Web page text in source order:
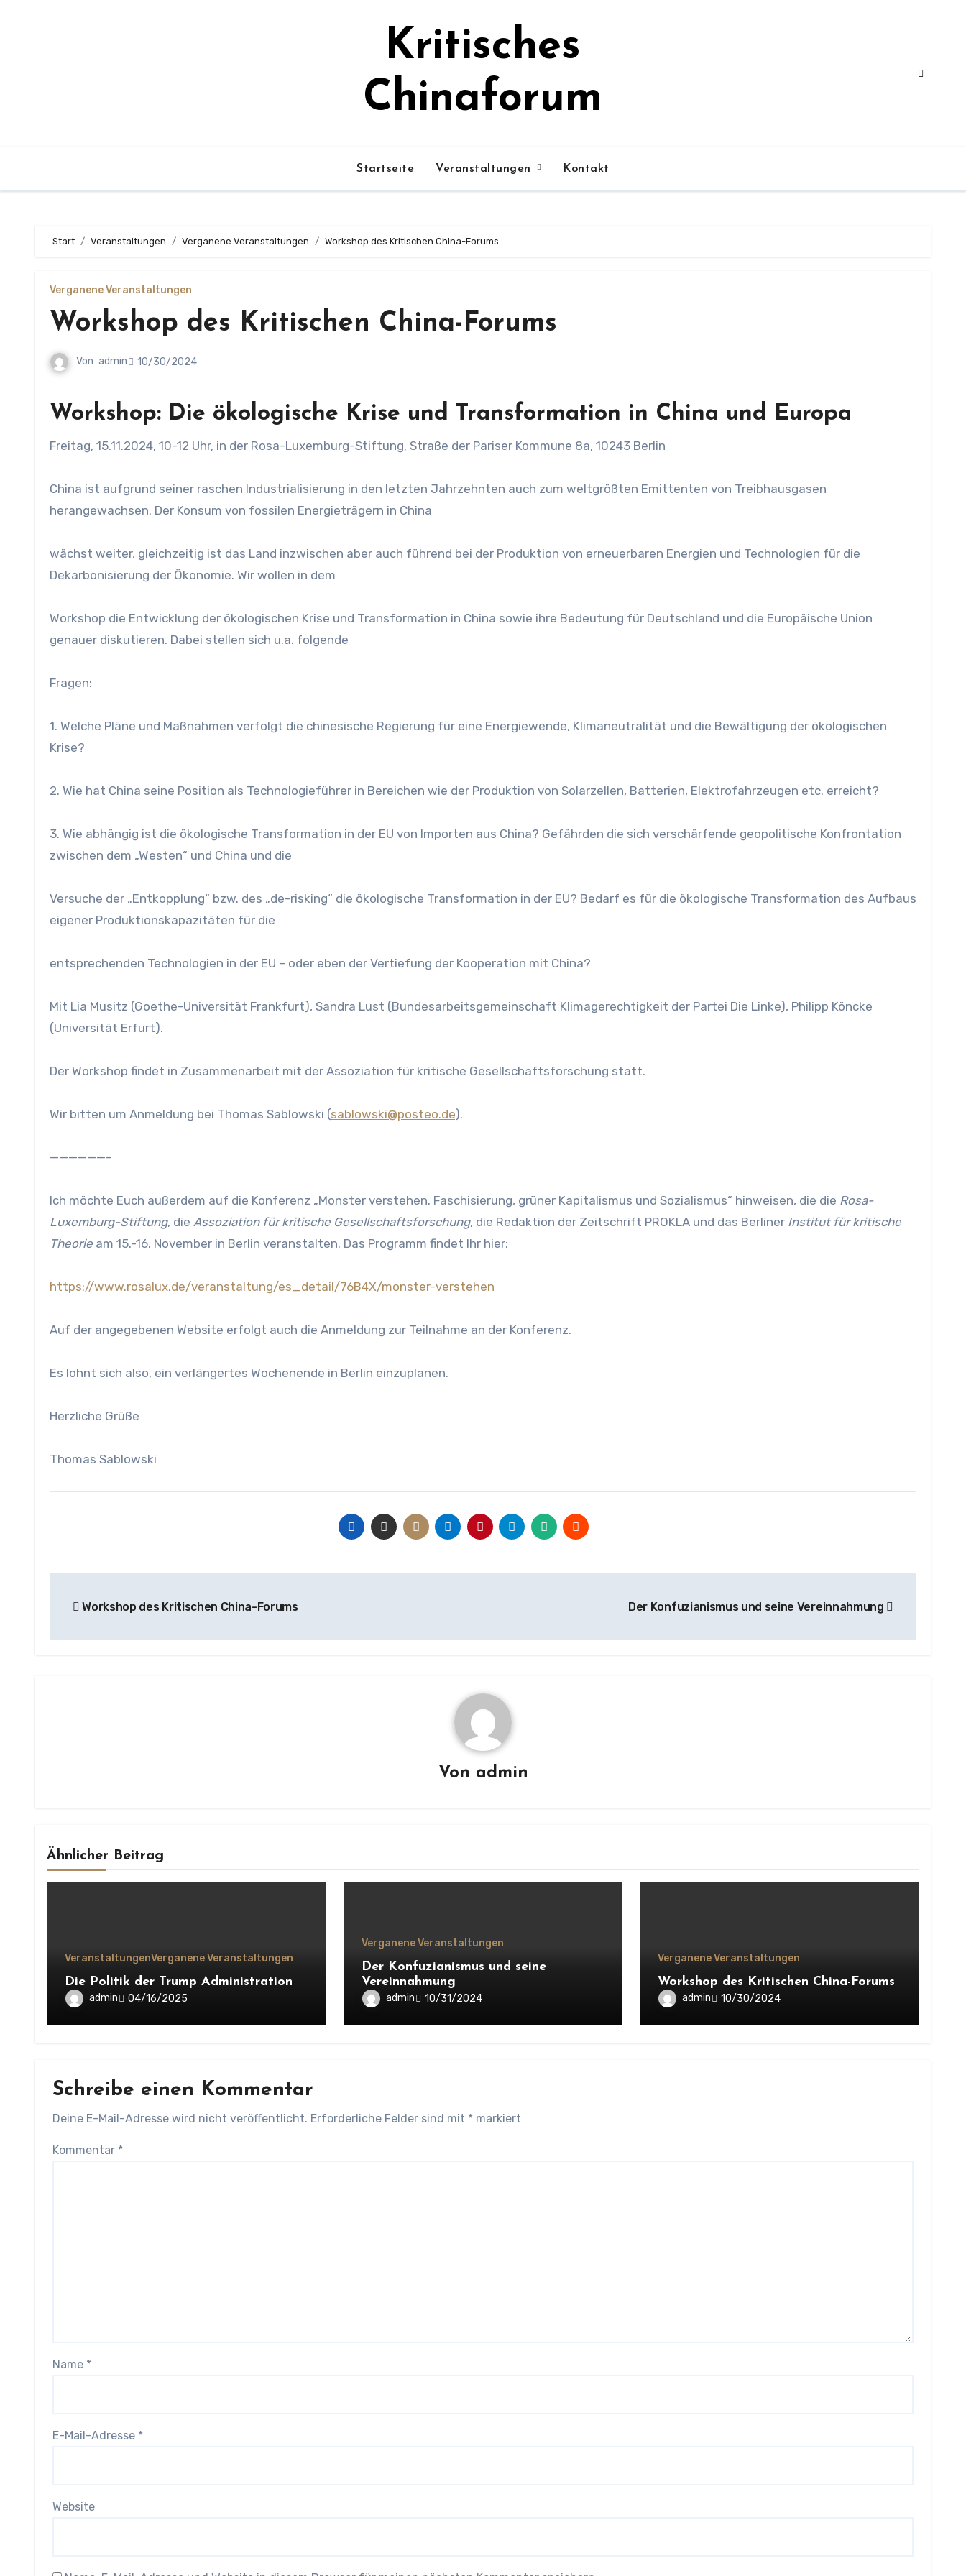
Kritisches
Chinaforum
Startseite Veranstaltungen Kontakt
Start Veranstaltungen Verganene Veranstaltungen Workshop des Kritischen China-Forums
Verganene Veranstaltungen
Workshop des Kritischen China-Forums
Von admin 10/30/2024
Workshop: Die ökologische Krise und Transformation in China und Europa
Freitag, 15.11.2024, 10-12 Uhr, in der Rosa-Luxemburg-Stiftung, Straße der Pariser Kommune 8a, 10243 Berlin
China ist aufgrund seiner raschen Industrialisierung in den letzten Jahrzehnten auch zum weltgrößten Emittenten von Treibhausgasen
herangewachsen. Der Konsum von fossilen Energieträgern in China
wächst weiter, gleichzeitig ist das Land inzwischen aber auch führend bei der Produktion von erneuerbaren Energien und Technologien für die
Dekarbonisierung der Ökonomie. Wir wollen in dem
Workshop die Entwicklung der ökologischen Krise und Transformation in China sowie ihre Bedeutung für Deutschland und die Europäische Union
genauer diskutieren. Dabei stellen sich u.a. folgende
Fragen:
1. Welche Pläne und Maßnahmen verfolgt die chinesische Regierung für eine Energiewende, Klimaneutralität und die Bewältigung der ökologischen
Krise?
2. Wie hat China seine Position als Technologieführer in Bereichen wie der Produktion von Solarzellen, Batterien, Elektrofahrzeugen etc. erreicht?
3. Wie abhängig ist die ökologische Transformation in der EU von Importen aus China? Gefährden die sich verschärfende geopolitische Konfrontation
zwischen dem „Westen“ und China und die
Versuche der „Entkopplung“ bzw. des „de-risking“ die ökologische Transformation in der EU? Bedarf es für die ökologische Transformation des Aufbaus
eigener Produktionskapazitäten für die
entsprechenden Technologien in der EU – oder eben der Vertiefung der Kooperation mit China?
Mit Lia Musitz (Goethe-Universität Frankfurt), Sandra Lust (Bundesarbeitsgemeinschaft Klimagerechtigkeit der Partei Die Linke), Philipp Köncke
(Universität Erfurt).
Der Workshop findet in Zusammenarbeit mit der Assoziation für kritische Gesellschaftsforschung statt.
Wir bitten um Anmeldung bei Thomas Sablowski (sablowski@posteo.de).
——————-
Ich möchte Euch außerdem auf die Konferenz „Monster verstehen. Faschisierung, grüner Kapitalismus und Sozialismus“ hinweisen, die die Rosa-
Luxemburg-Stiftung, die Assoziation für kritische Gesellschaftsforschung, die Redaktion der Zeitschrift PROKLA und das Berliner Institut für kritische
Theorie am 15.-16. November in Berlin veranstalten. Das Programm findet Ihr hier:
https://www.rosalux.de/veranstaltung/es_detail/76B4X/monster-verstehen
Auf der angegebenen Website erfolgt auch die Anmeldung zur Teilnahme an der Konferenz.
Es lohnt sich also, ein verlängertes Wochenende in Berlin einzuplanen.
Herzliche Grüße
Thomas Sablowski
Workshop des Kritischen China-Forums Der Konfuzianismus und seine Vereinnahmung
Von admin
Ähnlicher Beitrag
VeranstaltungenVerganene Veranstaltungen
Die Politik der Trump Administration
admin 04/16/2025
Verganene Veranstaltungen
Der Konfuzianismus und seine
Vereinnahmung
admin 10/31/2024
Verganene Veranstaltungen
Workshop des Kritischen China-Forums
admin 10/30/2024
Schreibe einen Kommentar
Deine E-Mail-Adresse wird nicht veröffentlicht. Erforderliche Felder sind mit * markiert
Kommentar *
Name *
E-Mail-Adresse *
Website